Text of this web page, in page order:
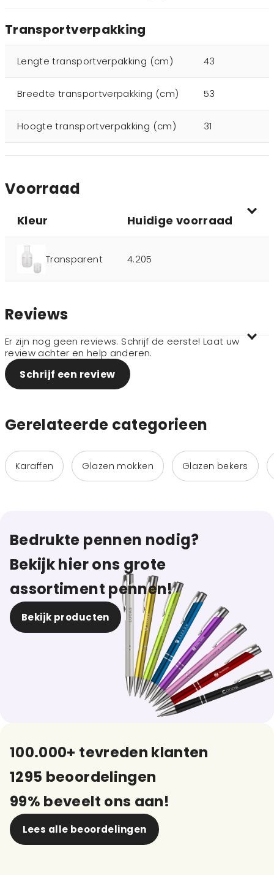
Transportverpakking
Lengte transportverpakking (cm) 43
Breedte transportverpakking (cm) 53
Hoogte transportverpakking (cm) 31
Voorraad
Kleur Huidige voorraad
Transparent 4.205
Reviews
Er zijn nog geen reviews. Schrijf de eerste! Laat uw
review achter en help anderen.
Schrijf een review
Gerelateerde categorieen
Karaffen Glazen mokken Glazen bekers
Bedrukte pennen nodig?
Bekijk hier ons grote
assortiment pennen!
Bekijk producten
100.000+ tevreden klanten
1295 beoordelingen
99% beveelt ons aan!
Lees alle beoordelingen